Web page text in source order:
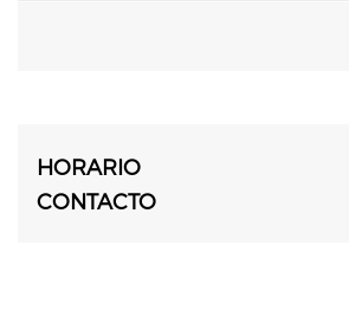
HORARIO
CONTACTO